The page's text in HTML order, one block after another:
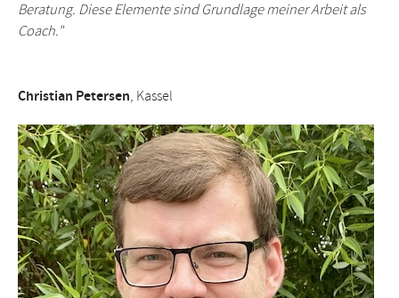
Beratung. Diese Elemente sind Grundlage meiner Arbeit als
Coach."
Christian Petersen, Kassel